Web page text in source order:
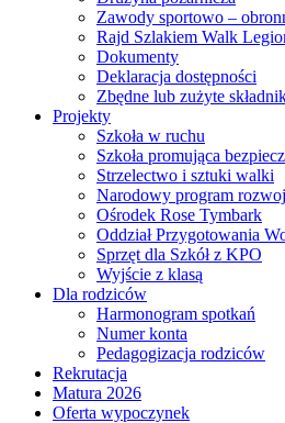
Zawody sportowo –
Rajd Szlakiem Walk
Dokumenty
Deklaracja dostępności
Zbędne lub zużyte
Projekty
Szkoła w ruchu
Szkoła promująca
Strzelectwo i sztuki walki
Narodowy program
Ośrodek Rose Tymbark
Oddział Przygotowania
Sprzęt dla Szkół z KPO
Wyjście z klasą
Dla rodziców
Harmonogram spotkań
Numer konta
Pedagogizacja rodziców
Rekrutacja
Matura 2026
Oferta wypoczynek